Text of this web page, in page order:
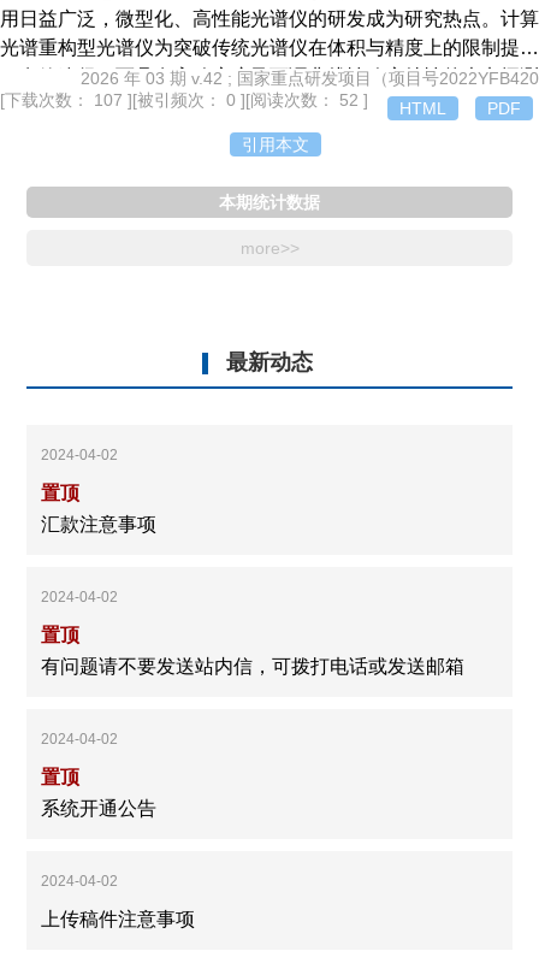
用日益广泛，微型化、高性能光谱仪的研发成为研究热点。计算
光谱重构型光谱仪为突破传统光谱仪在体积与精度上的限制提供
了有效途径，而具有高响应度及可调非线性响应特性的光电探测
器正是实现该技术的核心器件。文章构建了一种基于聚(3-己基
噻吩)(P3HT)和[6,6]-苯基-C 71-丁酸甲酯(PC
给受体比例及电子传输层组成，显著提升了器件的响应度与非线
良好的非线性响应特性，峰值响应度高达1.2 A/W，归一化响应
2026 年 03 期 v.42 ; 国家重点研发项目（项目号
[下载次数： 107 ][被引频次： 0 ][阅读次数： 52 ] HTML
PDF
引用本文
本期统计数据
more>>
最新动态
2024-04-02
置顶
汇款注意事项
2024-04-02
置顶
有问题请不要发送站内信，可拨打电话或发送邮箱
2024-04-02
置顶
系统开通公告
2024-04-02
上传稿件注意事项